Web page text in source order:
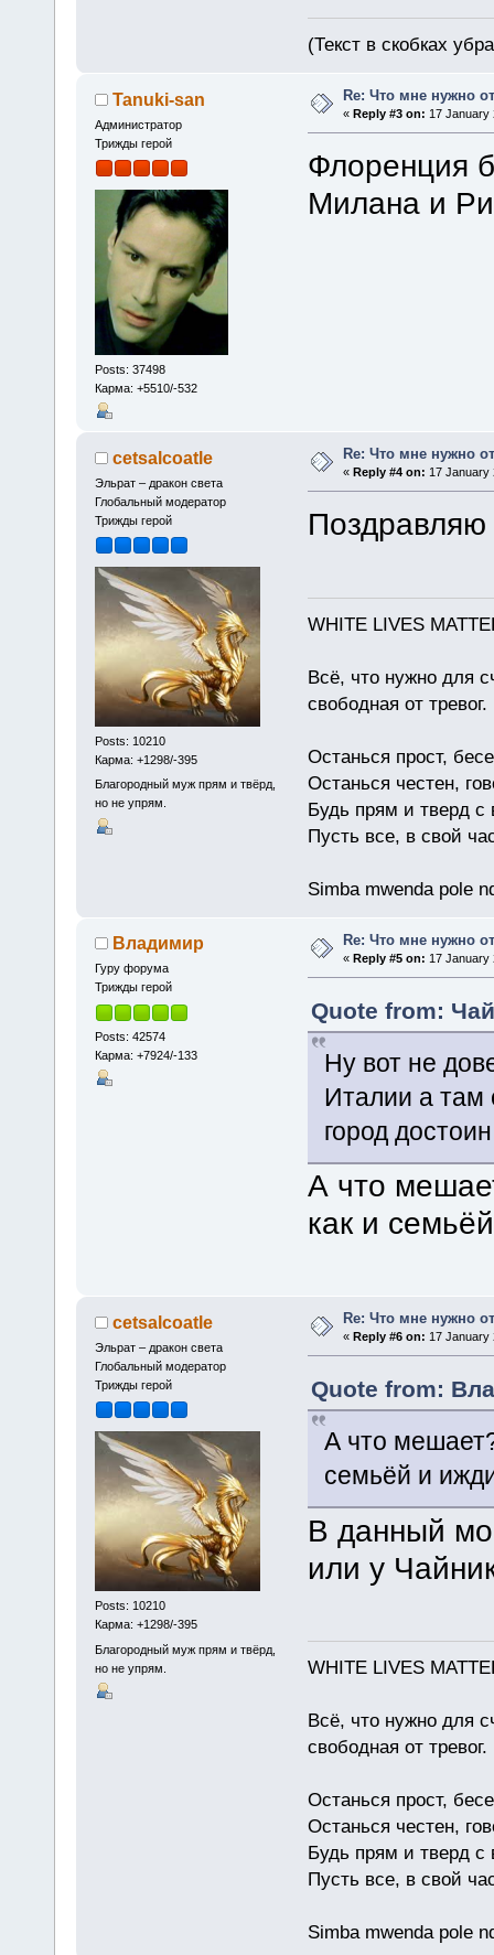
(Текст в скобках
Tanuki-san
Администратор
Трижды герой
Posts: 37498
Карма: +5510/-532
Re: Что мне нужно
« Reply #3 on: 17 January
Флоренция
Милана и
cetsalcoatle
Эльрат – дракон света
Глобальный модератор
Трижды герой
Posts: 10210
Карма: +1298/-395
Благородный муж прям и твёрд,
но не упрям.
Re: Что мне нужно
« Reply #4 on: 17 January
WHITE LIVES
Всё, что нужно для
свободная от
Останься прост,
Останься честен,
Будь прям и тверд с
Пусть все, в свой
Simba mwenda pole
Владимир
Гуру форума
Трижды герой
Posts: 42574
Карма: +7924/-133
Re: Что мне нужно
«Reply #5 on: 17 January
Quote from:
Ну вот не
Италии а там
город
А что
как и
cetsalcoatle
Эльрат – дракон света
Глобальный модератор
Трижды герой
Posts: 10210
Карма: +1298/-395
Благородный муж прям и твёрд,
но не упрям.
Re: Что мне нужно
« Reply #6 on: 17 January
Quote from:
А что
семьёй и
В данный
или у
WHITE LIVES
Всё, что нужно для
свободная от
Останься прост,
Останься честен,
Будь прям и тверд с
Пусть все, в свой
Simba mwenda pole